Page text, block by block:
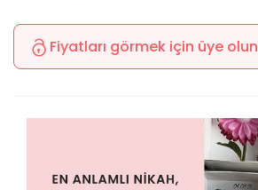
Fiyatları görmek için üye olun